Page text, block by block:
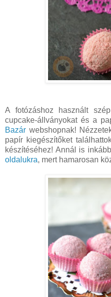
A fotózáshoz használt
cupcake-állványokat és a
Bazár webshopnak!
papír kiegészítőket
készítéséhez! Annál is
oldalukra, mert hamarosan